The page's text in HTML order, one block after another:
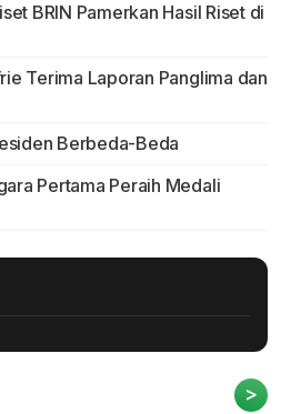
BRIN Pamerkan Hasil Riset di
Terima Laporan Panglima dan
Berbeda-Beda
Pertama Peraih Medali
>